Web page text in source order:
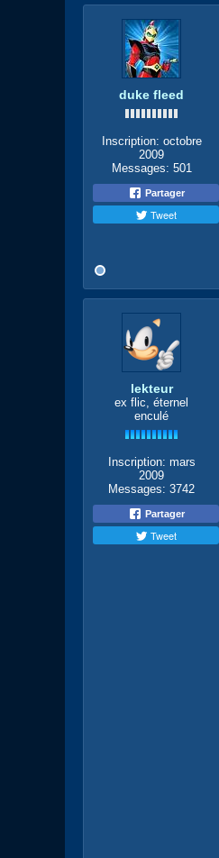
duke fleed
Inscription: octobre
2009
Messages: 501
Partager
Tweet
lekteur
ex flic, éternel
enculé
Inscription: mars
2009
Messages: 3742
Partager
Tweet